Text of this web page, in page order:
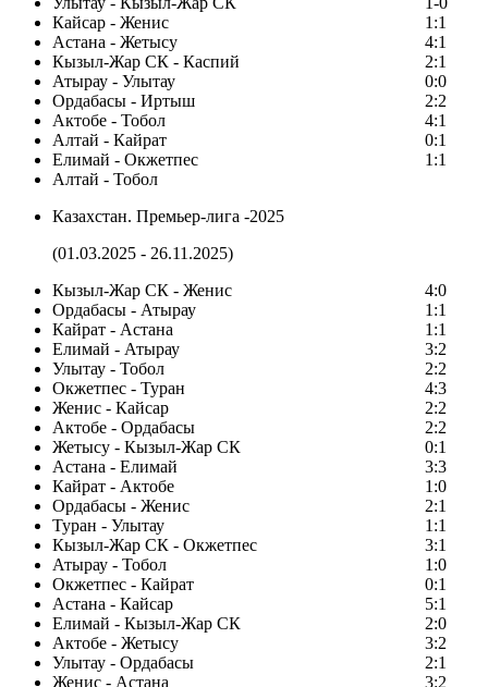
Кайсар - Женис
1:1
Астана - Жетысу
4:1
Кызыл-Жар СК - Каспий
2:1
Атырау - Улытау
0:0
Ордабасы - Иртыш
2:2
Актобе - Тобол
4:1
Алтай - Кайрат
0:1
Елимай - Окжетпес
1:1
Алтай - Тобол
Казахстан. Премьер-лига -2025
(01.03.2025 - 26.11.2025)
Кызыл-Жар СК - Женис
4:0
Ордабасы - Атырау
1:1
Кайрат - Астана
1:1
Елимай - Атырау
3:2
Улытау - Тобол
2:2
Окжетпес - Туран
4:3
Женис - Кайсар
2:2
Актобе - Ордабасы
2:2
Жетысу - Кызыл-Жар СК
0:1
Астана - Елимай
3:3
Кайрат - Актобе
1:0
Ордабасы - Женис
2:1
Туран - Улытау
1:1
Кызыл-Жар СК - Окжетпес
3:1
Атырау - Тобол
1:0
Окжетпес - Кайрат
0:1
Астана - Кайсар
5:1
Елимай - Кызыл-Жар СК
2:0
Актобе - Жетысу
3:2
Улытау - Ордабасы
2:1
Женис - Астана
3:2